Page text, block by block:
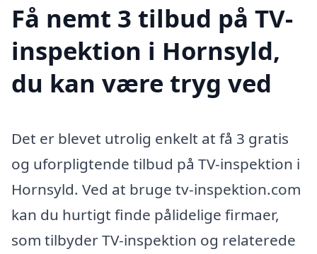
Få nemt 3 tilbud på TV-
inspektion i Hornsyld,
du kan være tryg ved
Det er blevet utrolig enkelt at få 3 gratis
og uforpligtende tilbud på TV-inspektion i
Hornsyld. Ved at bruge tv-inspektion.com
kan du hurtigt finde pålidelige firmaer,
som tilbyder TV-inspektion og relaterede